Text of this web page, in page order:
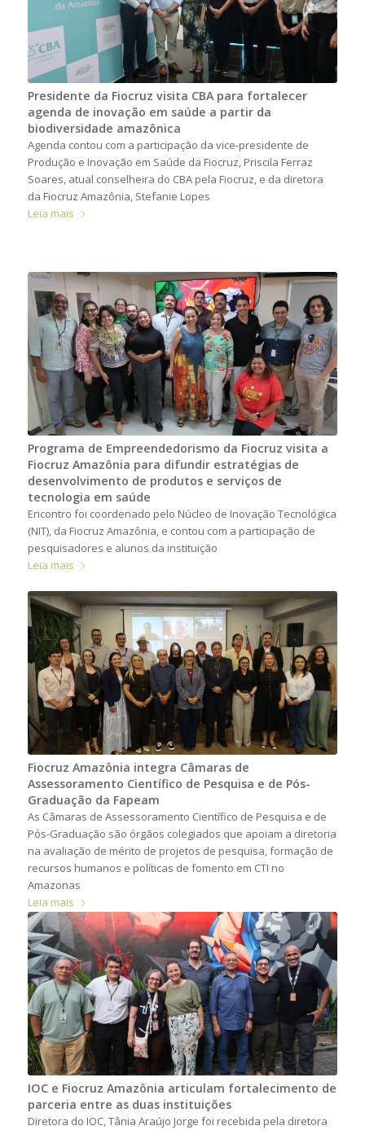
Presidente da Fiocruz visita CBA para fortalecer
agenda de inovação em saúde a partir da
biodiversidade amazônica
Agenda contou com a participação da vice-presidente de
Produção e Inovação em Saúde da Fiocruz, Priscila Ferraz
Soares, atual conselheira do CBA pela Fiocruz, e da diretora
da Fiocruz Amazônia, Stefanie Lopes
Leia mais
Programa de Empreendedorismo da Fiocruz visita a
Fiocruz Amazônia para difundir estratégias de
desenvolvimento de produtos e serviços de
tecnologia em saúde
Encontro foi coordenado pelo Núcleo de Inovação Tecnológica
(NIT), da Fiocruz Amazônia, e contou com a participação de
pesquisadores e alunos da instituição
Leia mais
Fiocruz Amazônia integra Câmaras de
Assessoramento Científico de Pesquisa e de Pós-
Graduação da Fapeam
As Câmaras de Assessoramento Científico de Pesquisa e de
Pós-Graduação são órgãos colegiados que apoiam a diretoria
na avaliação de mérito de projetos de pesquisa, formação de
recursos humanos e políticas de fomento em CTI no
Amazonas
Leia mais
IOC e Fiocruz Amazônia articulam fortalecimento de
parceria entre as duas instituições
Diretora do IOC, Tânia Araújo Jorge foi recebida pela diretora